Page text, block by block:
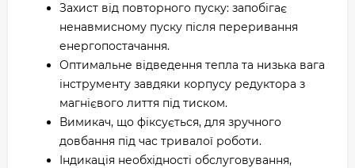
Захист від повторного пуску: запобігає
ненавмисному пуску після переривання
енергопостачання.
Оптимальне відведення тепла та низька вага
інструменту завдяки корпусу редуктора з
магнієвого лиття під тиском.
Вимикач, що фіксується, для зручного
довбання під час тривалої роботи.
Індикація необхідності обслуговування,